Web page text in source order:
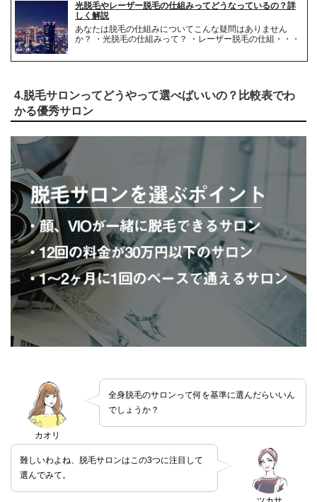
光脱毛やレーザー脱毛の仕組みってどうなっているの？詳
しく解説
あなたは脱毛の仕組みについてこんな疑問はありません
か？ ・光脱毛の仕組みって？ ・レーザー脱毛の仕組・・・
4.脱毛サロンってどうやって選べばいいの？比較表でわ
かる優秀サロン
カオリ
全身脱毛のサロンって何を基準に選んだらいいん
でしょうか？
難しいわよね、脱毛サロンはこの3つに注目して
選んでみて。